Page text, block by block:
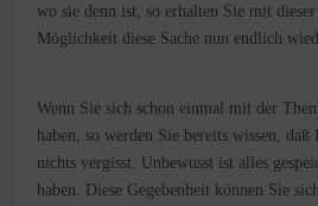
wo sie denn ist, so erhalten Sie mit
Möglichkeit diese Sache nun endlich
Wenn Sie sich schon einmal mit der
haben, so werden Sie bereits wissen,
nichts vergisst. Unbewusst ist alles
haben. Diese Gegebenheit können Sie